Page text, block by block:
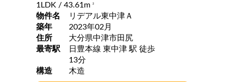
1LDK / 43.61m 2
物件名
リデアル東中津Ａ
築年
2023年02月
住所
大分県中津市田尻
最寄駅
日豊本線 東中津 駅 徒歩
13分
構造
木造